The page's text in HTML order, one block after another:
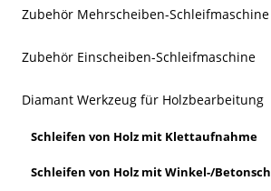
Zubehör Mehrscheiben-Schleifmaschine
Zubehör Einscheiben-Schleifmaschine
Diamant Werkzeug für Holzbearbeitung
Schleifen von Holz mit Klettaufnahme
Schleifen von Holz mit Winkel-/